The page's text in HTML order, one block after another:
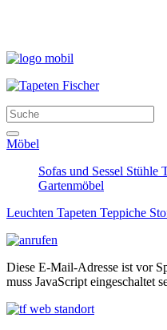
Möbel
Sofas und Sessel Stühle
Gartenmöbel
Leuchten Tapeten Teppiche
Diese E-Mail-Adresse ist vor
muss JavaScript eingeschaltet